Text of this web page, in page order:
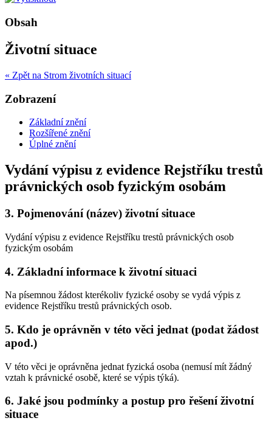
Obsah
Životní situace
« Zpět na Strom životních situací
Zobrazení
Základní znění
Rozšířené znění
Úplné znění
Vydání výpisu z evidence Rejstříku trestů
právnických osob fyzickým osobám
3. Pojmenování (název) životní situace
Vydání výpisu z evidence Rejstříku trestů právnických osob
fyzickým osobám
4. Základní informace k životní situaci
Na písemnou žádost kterékoliv fyzické osoby se vydá výpis z
evidence Rejstříku trestů právnických osob.
5. Kdo je oprávněn v této věci jednat (podat žádost
apod.)
V této věci je oprávněna jednat fyzická osoba (nemusí mít žádný
vztah k právnické osobě, které se výpis týká).
6. Jaké jsou podmínky a postup pro řešení životní
situace